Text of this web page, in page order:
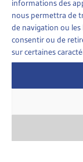
informations des
nous permettra de
de navigation ou les
consentir ou de
sur certaines
ENJEUX
Daniel
Généralités